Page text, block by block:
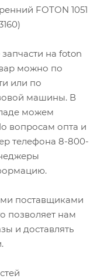
FOTON 1051
на foton
можно по
или по
машины. В
можем
вопросам опта и
телефона 8-800-
поставщиками
позволяет нам
и доставлять